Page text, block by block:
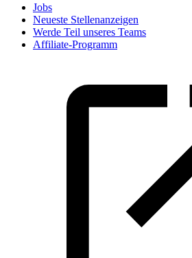
Jobs
Neueste Stellenanzeigen
Werde Teil unseres Teams
Affiliate-Programm